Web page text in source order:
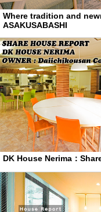
Where tradition and
ASAKUSABASHI
DK House Nerima：